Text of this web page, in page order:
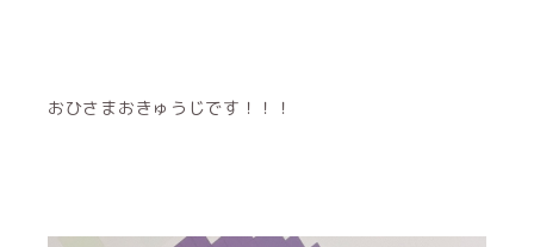
おひさまおきゅうじです！！！